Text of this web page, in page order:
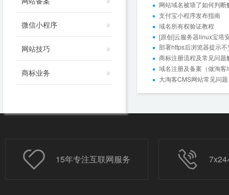
微信小程序
网站技巧
商标业务
网站域名被墙了如何判断
支付宝小程序发布指南
域名所有权验证教程
[原创]云服务器linux宝塔
部署https后浏览器提示
商标注册流程及常见问题
域名注册及备案（做淘
大淘客CMS网站常见问题
15年专注互联网服务